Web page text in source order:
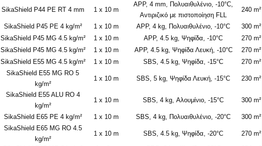
SikaShield P44 PE RT 4 mm 1 x 10 m
APP, 4 mm, Πολυαιθυλένιο, -10°C,
Αντιριζικό με πιστοποίηση FLL
240 m²
SikaShield P45 PE 4 kg/m² 1 x 10 m APP, 4 kg, Πολυαιθυλένιο, -10°C
300 m²
SikaShield P45 MG 4.5 kg/m² 1 x 10 m APP, 4.5 kg, Ψηφίδα, -10°C
270 m²
SikaShield P45 MG 4.5 kg/m² 1 x 10 m APP, 4.5 kg, Ψηφίδα Λευκή, -10°C
270 m²
SikaShield E55 MG 4.5 kg/m² 1 x 10 m SBS, 4.5 kg, Ψηφίδα, -15°C 270 m²
SikaShield E55 MG RO 5
kg/m²
1 x 10 m SBS, 5 kg, Ψηφίδα Λευκή, -15°C 230 m²
SikaShield E55 ALU RO 4
kg/m²
1 x 10 m SBS, 4 kg, Αλουμίνιο, -15°C 300 m²
SikaShield E65 PE 4 kg/m² 1 x 10 m SBS, 4 kg, Πολυαιθυλένιο, -20°C 300 m²
SikaShield E65 MG RO 4.5
kg/m²
1 x 10 m SBS, 4.5 kg, Ψηφίδα, -20°C 270 m²